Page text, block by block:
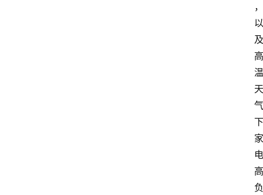
，
以
及
高
温
天
气
下
家
电
高
负